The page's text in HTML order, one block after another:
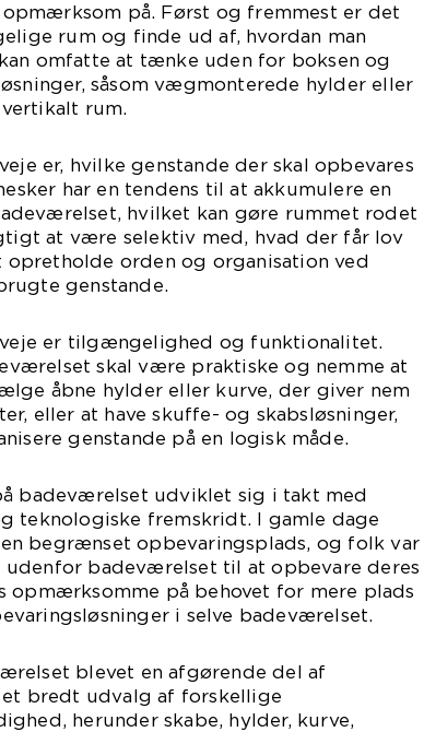
på. Først og fremmest er det
rum og finde ud af, hvordan man
omfatte at tænke uden for boksen og
såsom vægmonterede hylder eller
rum.
er, hvilke genstande der skal opbevares
har en tendens til at akkumulere en
hvilket kan gøre rummet rodet
at være selektiv med, hvad der får lov
orden og organisation ved
genstande.
er tilgængelighed og funktionalitet.
skal være praktiske og nemme at
åbne hylder eller kurve, der giver nem
eller at have skuffe- og skabsløsninger,
genstande på en logisk måde.
badeværelset udviklet sig i takt med
fremskridt. I gamle dage
begrænset opbevaringsplads, og folk var
badeværelset til at opbevare deres
opmærksomme på behovet for mere plads
i selve badeværelset.
blevet en afgørende del af
bredt udvalg af forskellige
herunder skabe, hylder, kurve,